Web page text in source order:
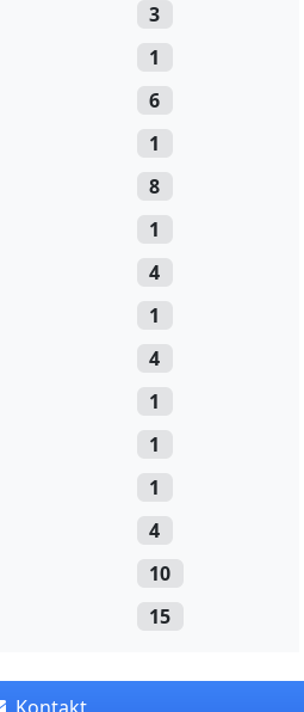
3
1
6
1
8
1
4
1
4
1
1
1
4
10
15